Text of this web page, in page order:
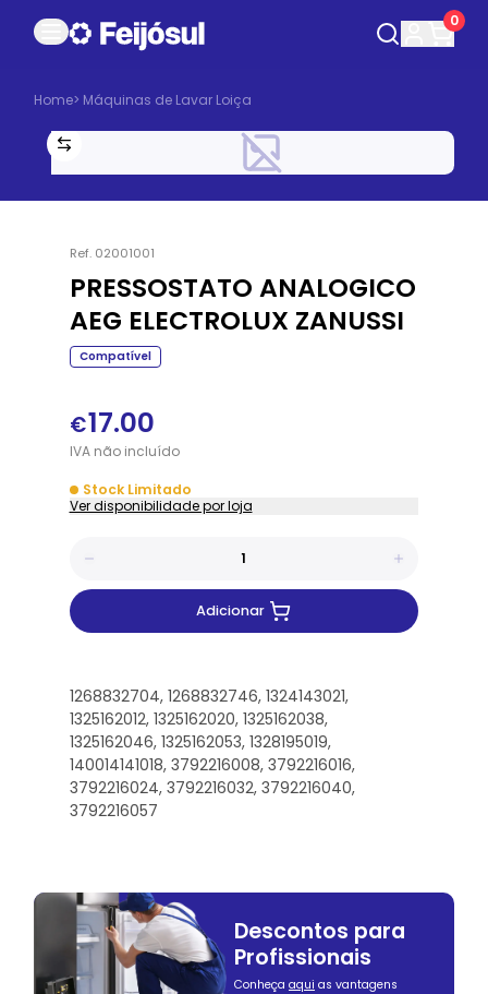
0
Home> Máquinas de Lavar Loiça
Ref. 02001001
PRESSOSTATO ANALOGICO
AEG ELECTROLUX ZANUSSI
Compatível
€17.00
IVAnãoincluído
Stock Limitado
Ver disponibilidade por loja
Adicionar
1268832704, 1268832746, 1324143021,
1325162012, 1325162020, 1325162038,
1325162046, 1325162053, 1328195019,
140014141018, 3792216008, 3792216016,
3792216024, 3792216032, 3792216040,
3792216057
Descontos para
Profissionais
Conheça aqui as vantagens